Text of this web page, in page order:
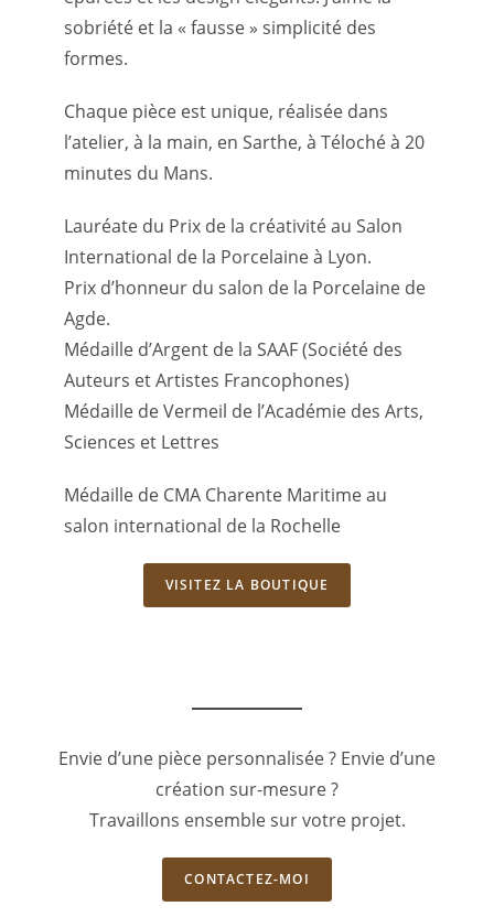
sobriété et la « fausse » simplicité des
formes.
Chaque pièce est unique, réalisée dans
l’atelier, à la main, en Sarthe, à Téloché à 20
minutes du Mans.
Lauréate du Prix de la créativité au Salon
International de la Porcelaine à Lyon.
Prix d’honneur du salon de la Porcelaine de
Agde.
Médaille d’Argent de la SAAF (Société des
Auteurs et Artistes Francophones)
Médaille de Vermeil de l’Académie des Arts,
Sciences et Lettres
Médaille de CMA Charente Maritime au
salon international de la Rochelle
VISITEZ LA BOUTIQUE
Envie d’une pièce personnalisée ? Envie d’une
création sur-mesure ?
Travaillons ensemble sur votre projet.
CONTACTEZ-MOI